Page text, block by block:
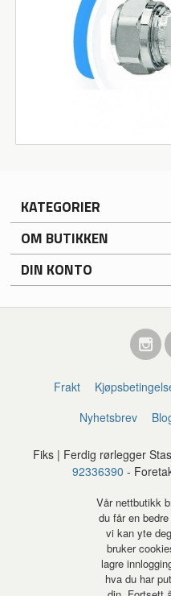
KATEGORIER
OM BUTIKKEN
DIN KONTO
Frakt
Nyhetsbrev
Fiks | Ferdig rørlegger
92336390 -
Vår nettbutikk
du får en
vi kan yte
bruker
lagre
hva du har